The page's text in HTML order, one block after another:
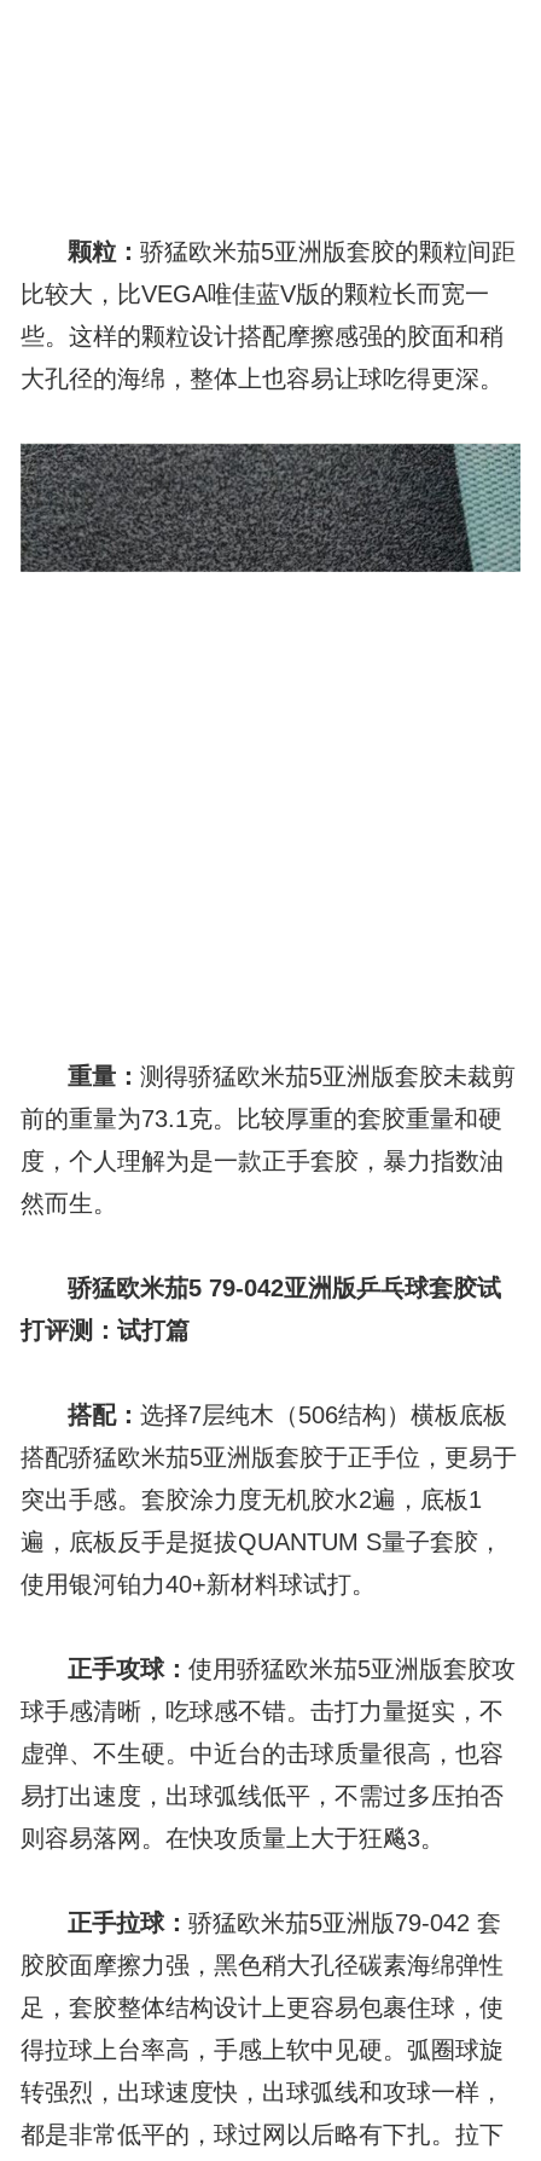
颗粒：骄猛欧米茄5亚洲版套胶的颗粒间距
比较大，比VEGA唯佳蓝V版的颗粒长而宽一
些。这样的颗粒设计搭配摩擦感强的胶面和稍
大孔径的海绵，整体上也容易让球吃得更深。
重量：测得骄猛欧米茄5亚洲版套胶未裁剪
前的重量为73.1克。比较厚重的套胶重量和硬
度，个人理解为是一款正手套胶，暴力指数油
然而生。
骄猛欧米茄5 79-042亚洲版乒乓球套胶试
打评测：试打篇
搭配：选择7层纯木（506结构）横板底板
搭配骄猛欧米茄5亚洲版套胶于正手位，更易于
突出手感。套胶涂力度无机胶水2遍，底板1
遍，底板反手是挺拔QUANTUM S量子套胶，
使用银河铂力40+新材料球试打。
正手攻球：使用骄猛欧米茄5亚洲版套胶攻
球手感清晰，吃球感不错。击打力量挺实，不
虚弹、不生硬。中近台的击球质量很高，也容
易打出速度，出球弧线低平，不需过多压拍否
则容易落网。在快攻质量上大于狂飚3。
正手拉球：骄猛欧米茄5亚洲版79-042 套
胶胶面摩擦力强，黑色稍大孔径碳素海绵弹性
足，套胶整体结构设计上更容易包裹住球，使
得拉球上台率高，手感上软中见硬。弧圈球旋
转强烈，出球速度快，出球弧线和攻球一样，
都是非常低平的，球过网以后略有下扎。拉下